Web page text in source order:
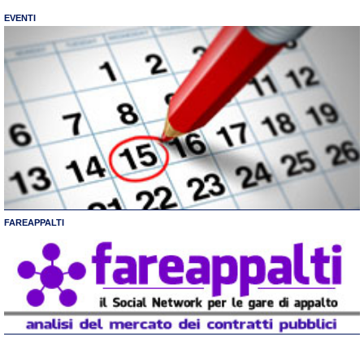
EVENTI
FAREAPPALTI